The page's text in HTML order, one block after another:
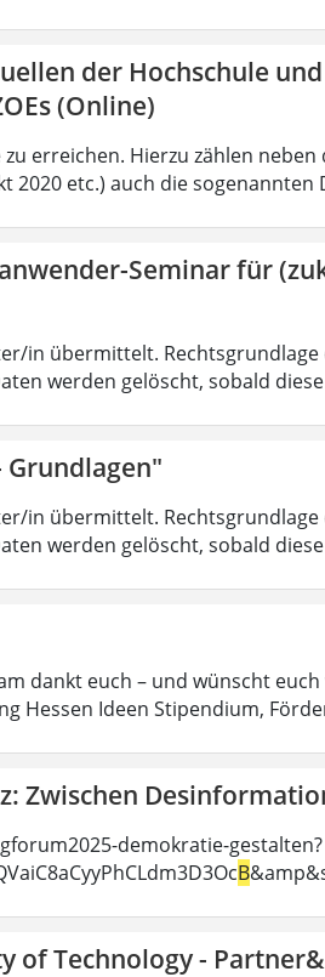
der Hochschule
(Online)
erreichen. Hierzu zählen
2020 etc.) auch die
Seminar für
in übermittelt.
werden gelöscht, sobald
Grundlagen"
in übermittelt.
werden gelöscht, sobald
dankt euch – und wünscht
Hessen Ideen Stipendium,
Zwischen
demokratie-gestalten?
B
of Technology -